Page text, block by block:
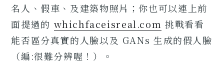
名人、假車、及建築物照片；你也可以連上前
面提過的 whichfaceisreal.com 挑戰看看
能否區分真實的人臉以及 GANs 生成的假人臉
（編:很難分辨喔！）。